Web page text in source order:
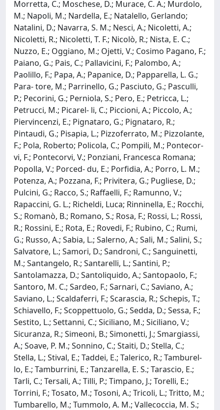
Morretta, C.; Moschese, D.; Murace, C. A.; Murdolo,
M.; Napoli, M.; Nardella, E.; Natalello, Gerlando;
Natalini, D.; Navarra, S. M.; Nesci, A.; Nicoletti, A.;
Nicoletti, R.; Nicoletti, T. F.; Nicolò, R.; Nista, E. C.;
Nuzzo, E.; Oggiano, M.; Ojetti, V.; Cosimo Pagano, F.;
Paiano, G.; Pais, C.; Pallavicini, F.; Palombo, A.;
Paolillo, F.; Papa, A.; Papanice, D.; Papparella, L. G.;
Para- tore, M.; Parrinello, G.; Pasciuto, G.; Pasculli,
P.; Pecorini, G.; Perniola, S.; Pero, E.; Petricca, L.;
Petrucci, M.; Picarel- li, C.; Piccioni, A.; Piccolo, A.;
Piervincenzi, E.; Pignataro, G.; Pignataro, R.;
Pintaudi, G.; Pisapia, L.; Pizzoferrato, M.; Pizzolante,
F.; Pola, Roberto; Policola, C.; Pompili, M.; Pontecor-
vi, F.; Pontecorvi, V.; Ponziani, Francesca Romana;
Popolla, V.; Porced- du, E.; Porfidia, A.; Porro, L. M.;
Potenza, A.; Pozzana, F.; Privitera, G.; Pugliese, D.;
Pulcini, G.; Racco, S.; Raffaelli, F.; Ramunno, V.;
Rapaccini, G. L.; Richeldi, Luca; Rinninella, E.; Rocchi,
S.; Romanò, B.; Romano, S.; Rosa, F.; Rossi, L.; Rossi,
R.; Rossini, E.; Rota, E.; Rovedi, F.; Rubino, C.; Rumi,
G.; Russo, A.; Sabia, L.; Salerno, A.; Sali, M.; Salini, S.;
Salvatore, L.; Samori, D.; Sandroni, C.; Sanguinetti,
M.; Santangelo, R.; Santarelli, L.; Santini, P.;
Santolamazza, D.; Santoliquido, A.; Santopaolo, F.;
Santoro, M. C.; Sardeo, F.; Sarnari, C.; Saviano, A.;
Saviano, L.; Scaldaferri, F.; Scarascia, R.; Schepis, T.;
Schiavello, F.; Scoppettuolo, G.; Sedda, D.; Sessa, F.;
Sestito, L.; Settanni, C.; Siciliano, M.; Siciliano, V.;
Sicuranza, R.; Simeoni, B.; Simonetti, J.; Smargiassi,
A.; Soave, P. M.; Sonnino, C.; Staiti, D.; Stella, C.;
Stella, L.; Stival, E.; Taddei, E.; Talerico, R.; Tamburel-
lo, E.; Tamburrini, E.; Tanzarella, E. S.; Tarascio, E.;
Tarli, C.; Tersali, A.; Tilli, P.; Timpano, J.; Torelli, E.;
Torrini, F.; Tosato, M.; Tosoni, A.; Tricoli, L.; Tritto, M.;
Tumbarello, M.; Tummolo, A. M.; Vallecoccia, M. S.;